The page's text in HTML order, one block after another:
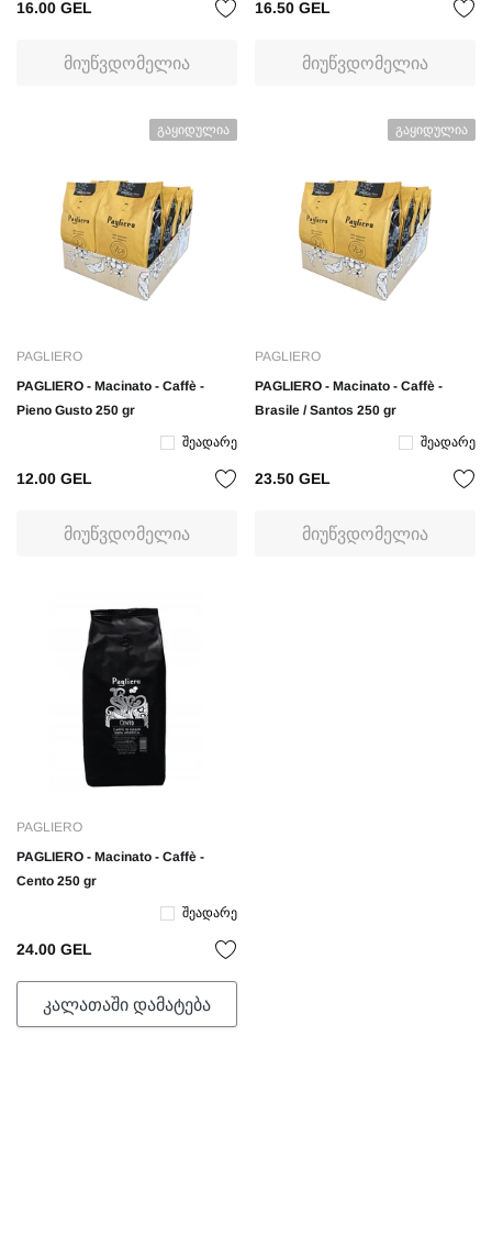
16.00 GEL
ᲛᲘᲣᲬᲕᲓᲝᲛᲔᲚᲘᲐ
16.50 GEL
ᲛᲘᲣᲬᲕᲓᲝᲛᲔᲚᲘᲐ
Გაყიდულია
PAGLIERO
PAGLIERO - Macinato - Caffè -
Pieno Gusto 250 gr
Შეადარე
12.00 GEL
ᲛᲘᲣᲬᲕᲓᲝᲛᲔᲚᲘᲐ
Გაყიდულია
PAGLIERO
PAGLIERO - Macinato - Caffè -
Brasile / Santos 250 gr
Შეადარე
23.50 GEL
ᲛᲘᲣᲬᲕᲓᲝᲛᲔᲚᲘᲐ
PAGLIERO
PAGLIERO - Macinato - Caffè -
Cento 250 gr
Შეადარე
24.00 GEL
ᲙᲐᲚᲐᲗᲐᲨᲘ ᲓᲐᲛᲐᲢᲔᲑᲐ